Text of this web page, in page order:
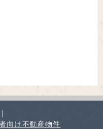
｜
向け不動産物件